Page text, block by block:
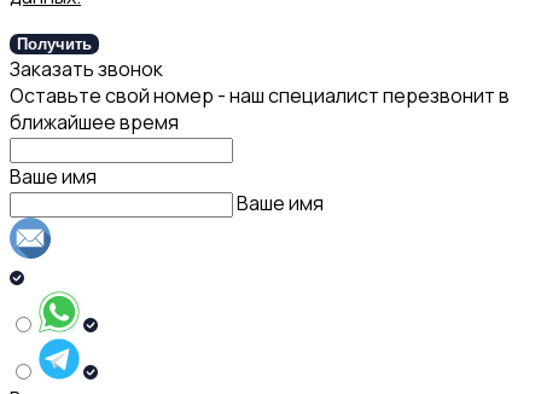
Получить
Заказать звонок
Оставьте свой номер - наш специалист перезвонит в
ближайшее время
Ваше имя
Ваше имя